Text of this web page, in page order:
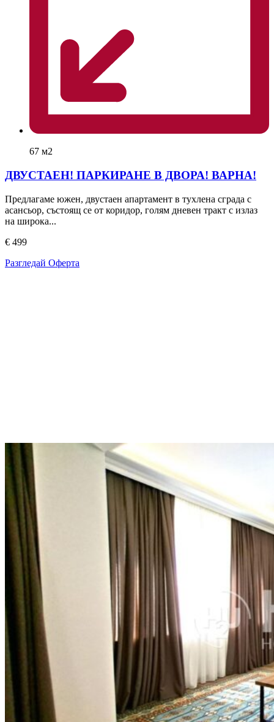
67 м2
ДВУСТАЕН! ПАРКИРАНЕ В ДВОРА! ВАРНА!
Предлагаме южен, двустаен апартамент в тухлена сграда с
асансьор, състоящ се от коридор, голям дневен тракт с излаз
на широка...
€ 499
Разгледай Оферта